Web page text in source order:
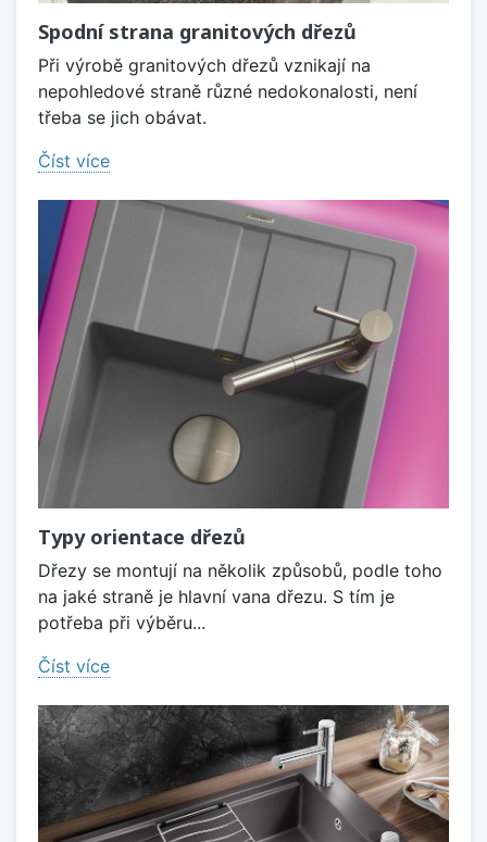
Spodní strana granitových dřezů
Při výrobě granitových dřezů vznikají na
nepohledové straně různé nedokonalosti, není
třeba se jich obávat.
Číst více
Typy orientace dřezů
Dřezy se montují na několik způsobů, podle toho
na jaké straně je hlavní vana dřezu. S tím je
potřeba při výběru...
Číst více